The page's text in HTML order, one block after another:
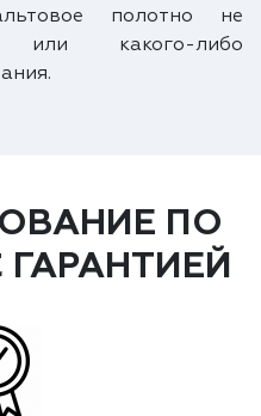
полотно не
или какого-либо
ПО